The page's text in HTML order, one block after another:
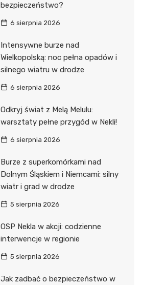
bezpieczeństwo?
6 sierpnia 2026
Intensywne burze nad
Wielkopolską: noc pełna opadów i
silnego wiatru w drodze
6 sierpnia 2026
Odkryj świat z Melą Melulu:
warsztaty pełne przygód w Nekli!
6 sierpnia 2026
Burze z superkomórkami nad
Dolnym Śląskiem i Niemcami: silny
wiatr i grad w drodze
5 sierpnia 2026
OSP Nekla w akcji: codzienne
interwencje w regionie
5 sierpnia 2026
Jak zadbać o bezpieczeństwo w